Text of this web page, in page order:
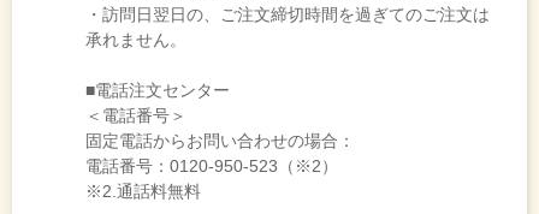
・訪問日翌日の、ご注文締切時間を過ぎてのご注文は
承れません。
■電話注文センター
＜電話番号＞
固定電話からお問い合わせの場合：
電話番号：0120-950-523（※2）
※2.通話料無料